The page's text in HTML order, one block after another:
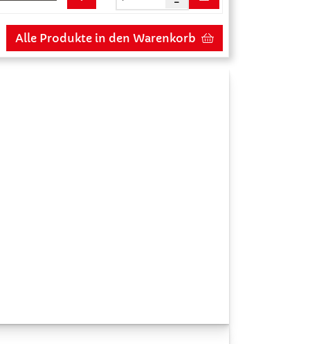
Alle Produkte in den Warenkorb